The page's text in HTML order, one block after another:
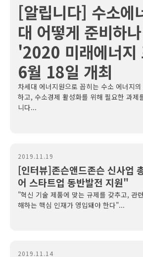
[알립니다] 수소에
대 어떻게 준비하
'2020 미래에너지
6월 18일 개최
차세대 에너지원으로 꼽히는 수소 에너지
하고, 수소경제 활성화를 위해 필요한 과제
니다...
2019.11.19
[인터뷰]존슨앤드존슨 신사업
어 스타트업 동반발전 지원"
"혁신 기술 제품에 맞는 규제를 갖추고, 관
해하는 핵심 인재가 영입돼야 한다"...
2019.11.14